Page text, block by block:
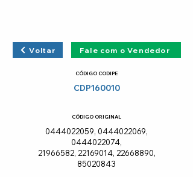
Voltar Fale com o Vendedor
CÓDIGO CODIPE
CDP160010
CÓDIGO ORIGINAL
0444022059, 0444022069,
0444022074,
21966582, 22169014, 22668890,
85020843